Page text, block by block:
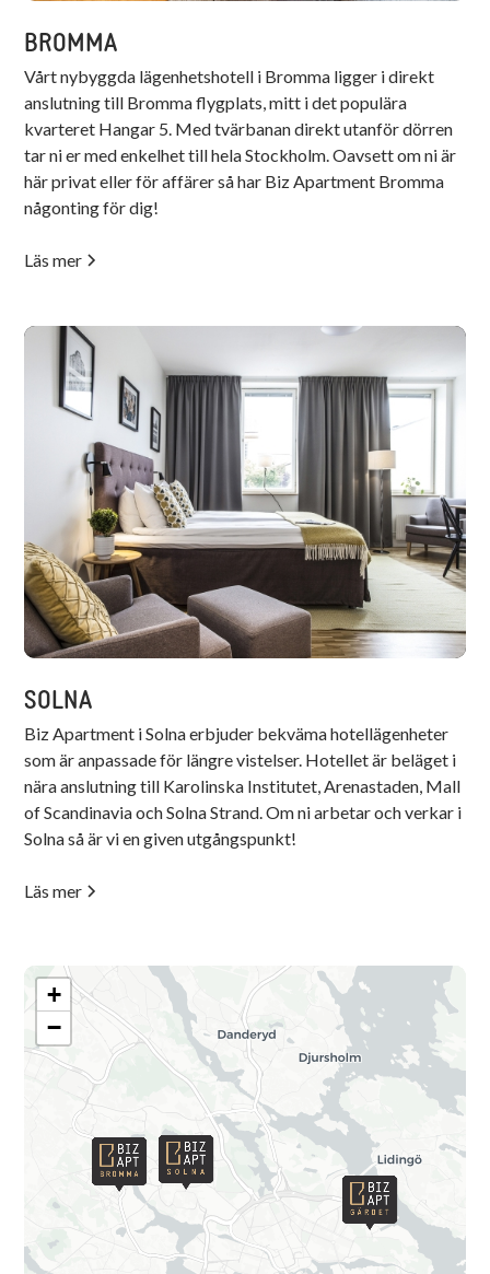
BROMMA
Vårt nybyggda lägenhetshotell i Bromma ligger i direkt
anslutning till Bromma flygplats, mitt i det populära
kvarteret Hangar 5. Med tvärbanan direkt utanför dörren
tar ni er med enkelhet till hela Stockholm. Oavsett om ni är
här privat eller för affärer så har Biz Apartment Bromma
någonting för dig!
Läs mer
SOLNA
Biz Apartment i Solna erbjuder bekväma hotellägenheter
som är anpassade för längre vistelser. Hotellet är beläget i
nära anslutning till Karolinska Institutet, Arenastaden, Mall
of Scandinavia och Solna Strand. Om ni arbetar och verkar i
Solna så är vi en given utgångspunkt!
Läs mer
+
−